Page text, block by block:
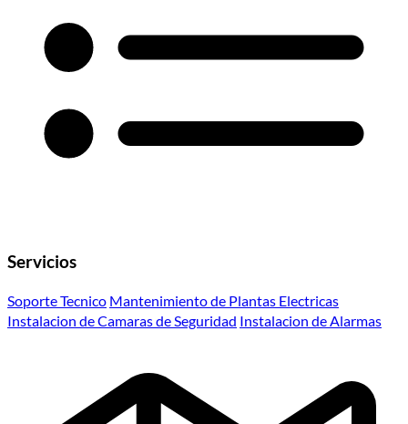
Servicios
Soporte Tecnico Mantenimiento de Plantas Electricas
Instalacion de Camaras de Seguridad Instalacion de Alarmas